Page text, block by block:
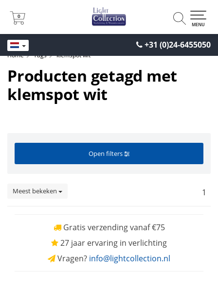
+31 (0)24-6455050
0
0
MENU
Home Tags klemspot wit
Producten getagd met
klemspot wit
Open filters
Meest bekeken 1
Gratis verzending vanaf €75
27 jaar ervaring in verlichting
Vragen? info@lightcollection.nl